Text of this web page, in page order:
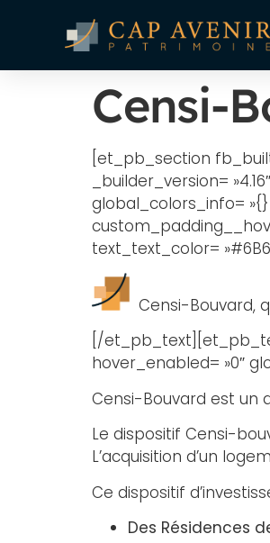
Censi-
[et_pb_section
_builder_version=
global_colors_info=
text_text_color=
Censi-Bouvard,
[/
hover_enabled= »0″
Censi-Bouvard est un
Le dispositif Censi-
L’acquisition d’un
Ce dispositif
Des Résidences